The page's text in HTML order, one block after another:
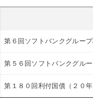
第６回ソフトバンクグルー
第５６回ソフトバンクグル
第１８０回利付国債（２０年